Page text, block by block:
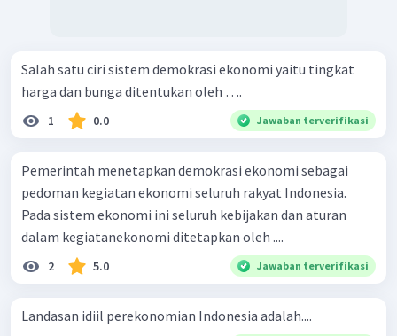
Salah satu ciri sistem demokrasi ekonomi yaitu tingkat
harga dan bunga ditentukan oleh ….
1 0.0 Jawaban terverifikasi
Pemerintah menetapkan demokrasi ekonomi sebagai
pedoman kegiatan ekonomi seluruh rakyat Indonesia.
Pada sistem ekonomi ini seluruh kebijakan dan aturan
dalam kegiatanekonomi ditetapkan oleh ....
2 5.0 Jawaban terverifikasi
Landasan idiil perekonomian Indonesia adalah....